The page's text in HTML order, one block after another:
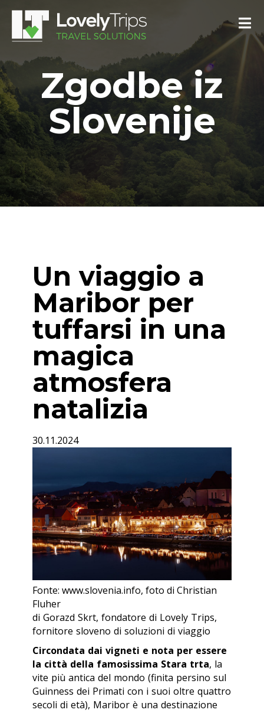
Zgodbe iz
Slovenije
Un viaggio a
Maribor per
tuffarsi in una
magica
atmosfera
natalizia
30.11.2024
Fonte: www.slovenia.info, foto di Christian
Fluher
di Gorazd Skrt, fondatore di Lovely Trips,
fornitore sloveno di soluzioni di viaggio
Circondata dai vigneti e nota per essere
la città della famosissima Stara trta, la
vite più antica del mondo (finita persino sul
Guinness dei Primati con i suoi oltre quattro
secoli di età), Maribor è una destinazione